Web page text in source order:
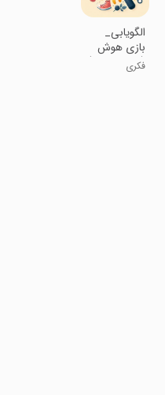
الگویابی_
بازی هوش
(3 تا 7 سال )
فکری